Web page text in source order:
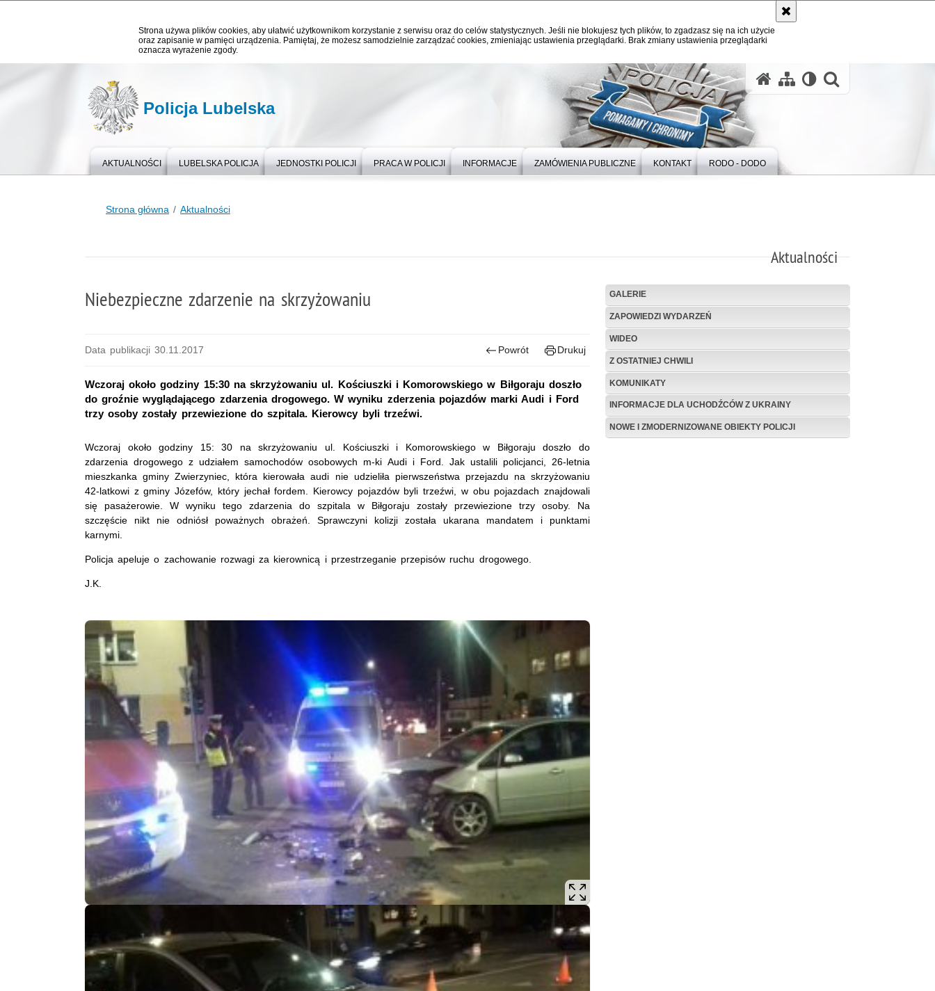
Strona używa plików cookies, aby ułatwić użytkownikom korzystanie z serwisu oraz do celów statystycznych. Jeśli nie blokujesz tych plików, to zgadzasz się na ich użycie
oraz zapisanie w pamięci urządzenia. Pamiętaj, że możesz samodzielnie zarządzać cookies, zmieniając ustawienia przeglądarki. Brak zmiany ustawienia przeglądarki
oznacza wyrażenie zgody.
Policja Lubelska
AKTUALNOŚCI LUBELSKA POLICJA JEDNOSTKI POLICJI PRACA W POLICJI INFORMACJE ZAMÓWIENIA PUBLICZNE KONTAKT RODO - DODO
Strona główna Aktualności
Aktualności
Niebezpieczne zdarzenie na skrzyżowaniu
Data publikacji 30.11.2017 Powrót Drukuj
Wczoraj około godziny 15:30 na skrzyżowaniu ul. Kościuszki i Komorowskiego w Biłgoraju doszło
do groźnie wyglądającego zdarzenia drogowego. W wyniku zderzenia pojazdów marki Audi i Ford
trzy osoby zostały przewiezione do szpitala. Kierowcy byli trzeźwi.
Wczoraj około godziny 15: 30 na skrzyżowaniu ul. Kościuszki i Komorowskiego w Biłgoraju doszło do
zdarzenia drogowego z udziałem samochodów osobowych m-ki Audi i Ford. Jak ustalili policjanci, 26-letnia
mieszkanka gminy Zwierzyniec, która kierowała audi nie udzieliła pierwszeństwa przejazdu na skrzyżowaniu
42-latkowi z gminy Józefów, który jechał fordem. Kierowcy pojazdów byli trzeźwi, w obu pojazdach znajdowali
się pasażerowie. W wyniku tego zdarzenia do szpitala w Biłgoraju zostały przewiezione trzy osoby. Na
szczęście nikt nie odniósł poważnych obrażeń. Sprawczyni kolizji została ukarana mandatem i punktami
karnymi.
Policja apeluje o zachowanie rozwagi za kierownicą i przestrzeganie przepisów ruchu drogowego.
J.K.
GALERIE
ZAPOWIEDZI WYDARZEŃ
WIDEO
Z OSTATNIEJ CHWILI
KOMUNIKATY
INFORMACJE DLA UCHODŹCÓW Z UKRAINY
NOWE I ZMODERNIZOWANE OBIEKTY POLICJI